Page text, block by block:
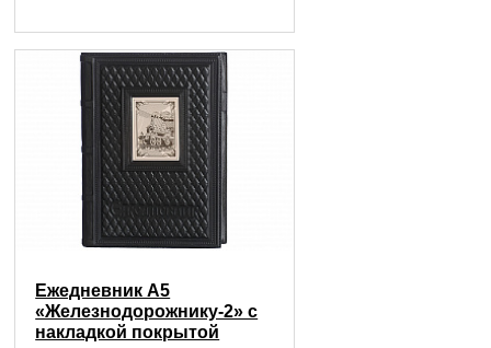
Ежедневник А5
«Железнодорожнику-2» с
накладкой покрытой